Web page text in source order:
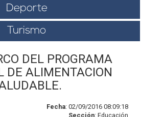
Deporte
Turismo
DEL PROGRAMA
DE ALIMENTACION
Fecha: 02/09/2016 08:09:18
Sección: Educación